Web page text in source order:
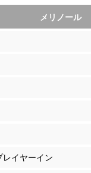
メリノール
イヤーイン